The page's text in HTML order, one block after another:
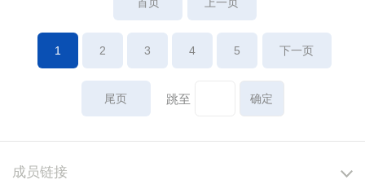
1 2 3 4 5 下一页
尾页 跳至
成员链接